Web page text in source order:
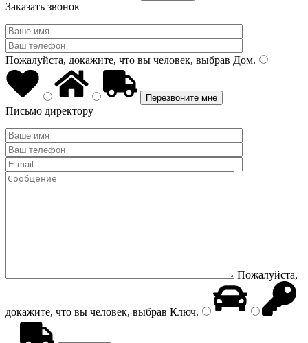
Заказать звонок
Пожалуйста, докажите, что вы человек, выбрав Дом.
Письмо директору
Пожалуйста,
докажите, что вы человек, выбрав Ключ.